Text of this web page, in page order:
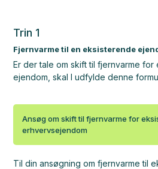
Trin 1
Fjernvarme til en eksisterende
Er der tale om skift til fjernvarme for
ejendom, skal I udfylde denne
Ansøg om skift til fjernvarme for
erhvervsejendom
Til din ansøgning om fjernvarme til